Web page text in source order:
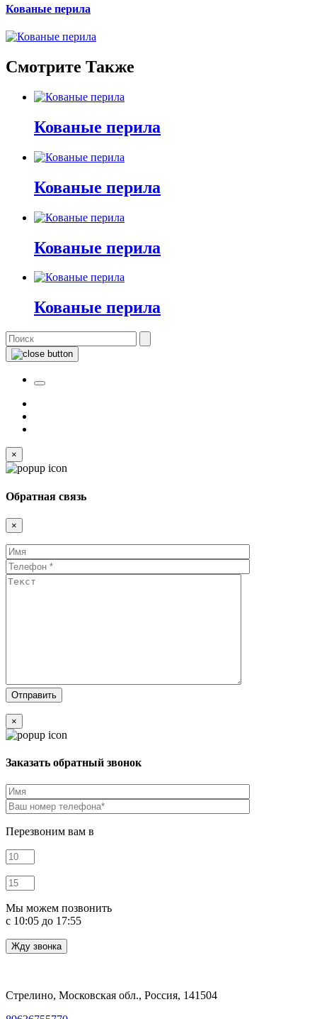
Кованые перила
Смотрите Также
Кованые перила
Кованые перила
Кованые перила
Кованые перила
×
Обратная связь
×
×
Заказать обратный звонок
Перезвоним вам в
Мы можем позвонить
c 10:05 до 17:55
Стрелино, Московская обл., Россия, 141504